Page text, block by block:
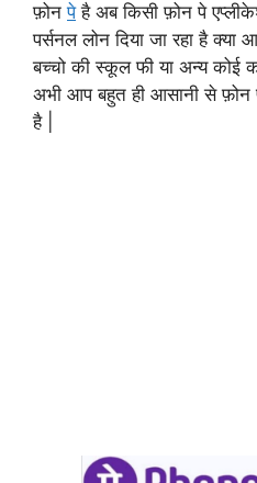
फ़ोनपेहै अब किसी फ़ोन पे
पर्सनल लोन दिया जा रहा है क्या
बच्चो की स्कूल फी या अन्य कोई
अभी आप बहुत ही आसानी से
है |